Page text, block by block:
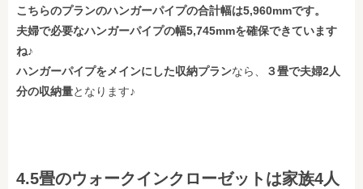
こちらのプランのハンガーパイプの合計幅は5,960mmです。
夫婦で必要なハンガーパイプの幅5,745mmを確保できています
ね♪
ハンガーパイプをメインにした収納プランなら、
３畳で夫婦2人
分の収納量となります♪
4.5畳のウォークインクローゼットは家族4人